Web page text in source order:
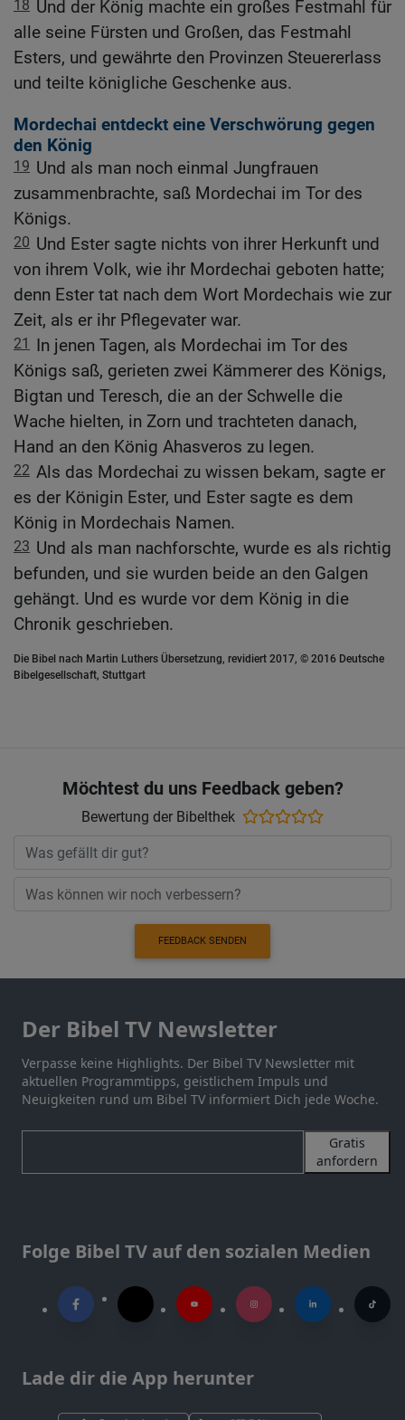
18 Und der König machte ein großes Festmahl für
alle seine Fürsten und Großen, das Festmahl
Esters, und gewährte den Provinzen Steuererlass
und teilte königliche Geschenke aus.
Mordechai entdeckt eine Verschwörung gegen
den König
19 Und als man noch einmal Jungfrauen
zusammenbrachte, saß Mordechai im Tor des
Königs.
20 Und Ester sagte nichts von ihrer Herkunft und
von ihrem Volk, wie ihr Mordechai geboten hatte;
denn Ester tat nach dem Wort Mordechais wie zur
Zeit, als er ihr Pflegevater war.
21 In jenen Tagen, als Mordechai im Tor des
Königs saß, gerieten zwei Kämmerer des Königs,
Bigtan und Teresch, die an der Schwelle die
Wache hielten, in Zorn und trachteten danach,
Hand an den König Ahasveros zu legen.
22 Als das Mordechai zu wissen bekam, sagte er
es der Königin Ester, und Ester sagte es dem
König in Mordechais Namen.
23 Und als man nachforschte, wurde es als richtig
befunden, und sie wurden beide an den Galgen
gehängt. Und es wurde vor dem König in die
Chronik geschrieben.
Die Bibel nach Martin Luthers Übersetzung, revidiert 2017, © 2016 Deutsche
Bibelgesellschaft, Stuttgart
Möchtest du uns Feedback geben?
Bewertung der Bibelthek
FEEDBACK SENDEN
Der Bibel TV Newsletter
Verpasse keine Highlights. Der Bibel TV Newsletter mit
aktuellen Programmtipps, geistlichem Impuls und
Neuigkeiten rund um Bibel TV informiert Dich jede Woche.
Gratis
anfordern
Folge Bibel TV auf den sozialen Medien
Lade dir die App herunter